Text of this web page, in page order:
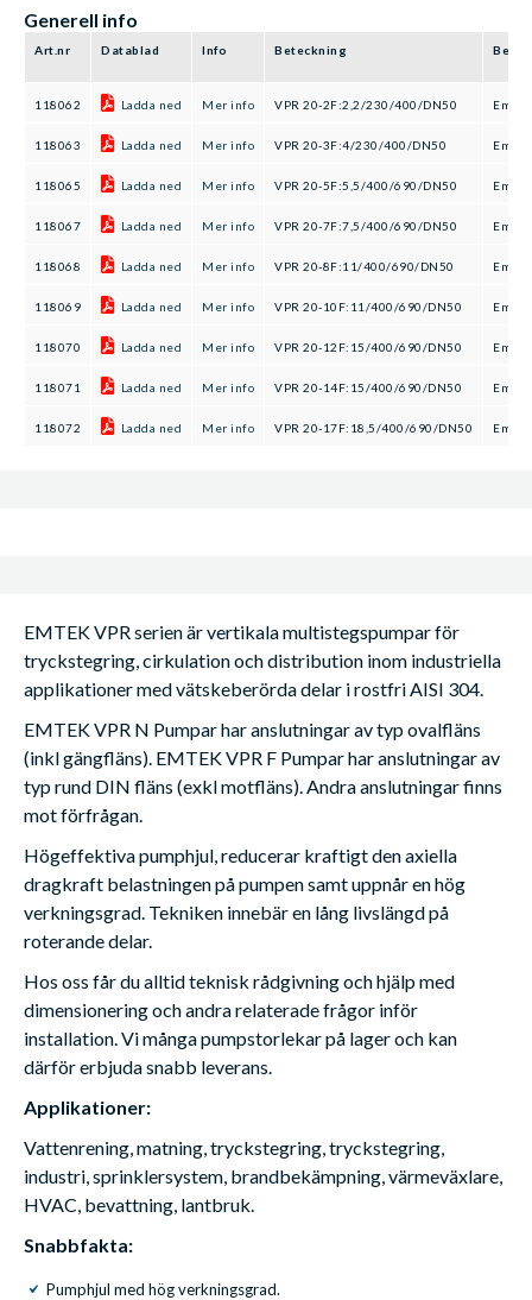
Generell info
Art.nr Datablad Info Beteckning
118062 Ladda ned Mer info VPR 20-2F:2,2/230/400/DN50
118063 Ladda ned Mer info VPR 20-3F:4/230/400/DN50
118065 Ladda ned Mer info VPR 20-5F:5,5/400/690/DN50
118067 Ladda ned Mer info VPR 20-7F:7,5/400/690/DN50
118068 Ladda ned Mer info VPR 20-8F:11/400/690/DN50
118069 Ladda ned Mer info VPR 20-10F:11/400/690/DN50
118070 Ladda ned Mer info VPR 20-12F:15/400/690/DN50
118071 Ladda ned Mer info VPR 20-14F:15/400/690/DN50
118072 Ladda ned Mer info VPR 20-17F:18,5/400/690/DN50
EMTEK VPR serien är vertikala multistegspumpar för
tryckstegring, cirkulation och distribution inom industriella
applikationer med vätskeberörda delar i rostfri AISI 304.
EMTEK VPR N Pumpar har anslutningar av typ ovalfläns
(inkl gängfläns). EMTEK VPR F Pumpar har anslutningar av
typ rund DIN fläns (exkl motfläns). Andra anslutningar finns
mot förfrågan.
Högeffektiva pumphjul, reducerar kraftigt den axiella
dragkraft belastningen på pumpen samt uppnår en hög
verkningsgrad. Tekniken innebär en lång livslängd på
roterande delar.
Hos oss får du alltid teknisk rådgivning och hjälp med
dimensionering och andra relaterade frågor inför
installation. Vi många pumpstorlekar på lager och kan
därför erbjuda snabb leverans.
Applikationer:
Vattenrening, matning, tryckstegring, tryckstegring,
industri, sprinklersystem, brandbekämpning, värmeväxlare,
HVAC, bevattning, lantbruk.
Snabbfakta:
Pumphjul med hög verkningsgrad.